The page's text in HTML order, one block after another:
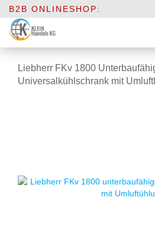
B2B ONLINESHOP:
Liebherr FKv 1800
Universalkühlschrank mit